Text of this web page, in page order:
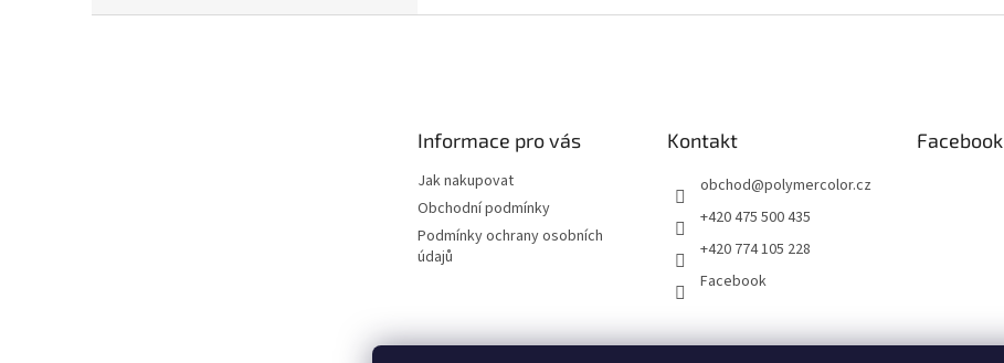
Informace pro vás
Jak nakupovat
Obchodní podmínky
Podmínky ochrany osobních
údajů
Kontakt
obchod@polymercolor.cz
+420 475 500 435
+420 774 105 228
Facebook
Facebook